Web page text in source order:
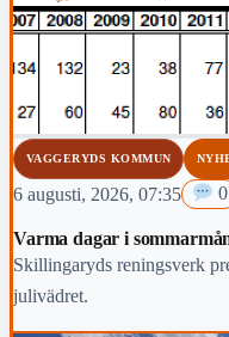
VAGGERYDS KOMMUN
6 augusti, 2026, 07:35 0
Varma dagar i
Skillingaryds reningsverk
julivädret.